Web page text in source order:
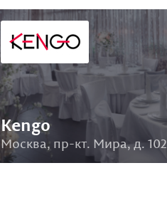
Kengo
Москва, пр-кт. Мира, д. 102